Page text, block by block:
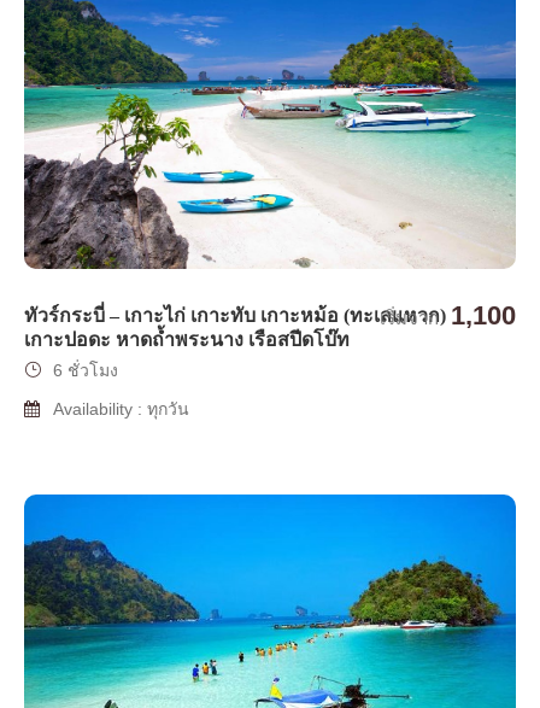
ทัวร์กระบี่ – เกาะไก่ เกาะทับ เกาะหม้อ (ทะเลแหวก)
เกาะปอดะ หาดถ้ำพระนาง เรือสปีดโบ๊ท
เริ่มจาก 1,100
6 ชั่วโมง
Availability : ทุกวัน